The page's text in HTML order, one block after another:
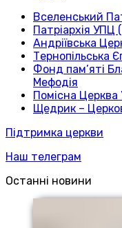
Вселенський
Патріархія УПЦ
Андріївська
Тернопільська
Фонд пам’яті
Мефодія
Помісна Церква
Щедрик –
Підтримка церкви
Наш телеграм
Останні новини